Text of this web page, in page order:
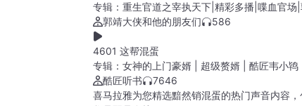
专辑： 重生官道之宰执天下|精彩多播|喋血官场
郭靖大侠和他的朋友们
586
4601 这帮混蛋
专辑： 女神的上门豪婿 | 超级赘婿 | 酷匠韦小鸨
酷匠听书
7646
喜马拉雅为您精选黯然销混蛋的热门声音内容